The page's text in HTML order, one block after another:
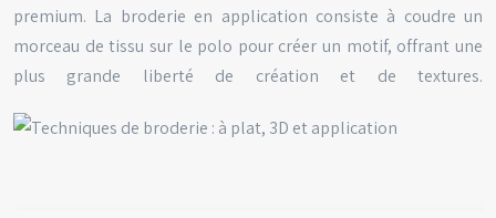
premium. La broderie en application consiste à coudre un
morceau de tissu sur le polo pour créer un motif, offrant une
plus grande liberté de création et de textures.